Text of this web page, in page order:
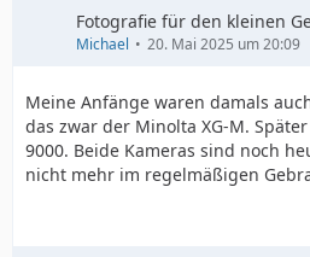
Fotografie für den kleinen
Michael 20. Mai 2025 um 20:09
Meine Anfänge waren damals
das zwar der Minolta XG-M.
9000. Beide Kameras sind noch
nicht mehr im regelmäßigen